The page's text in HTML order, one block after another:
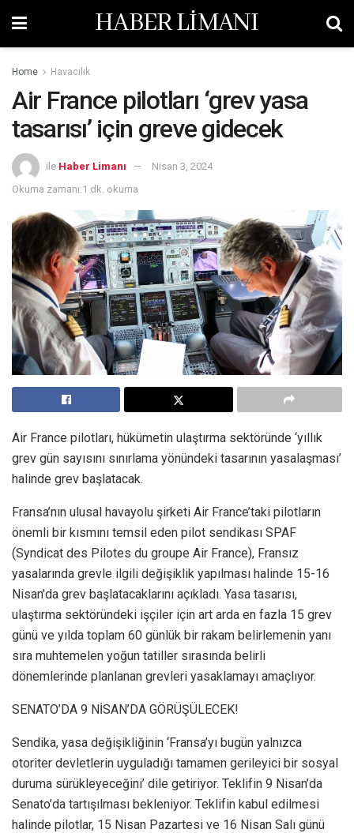
HABER LİMANI
Home Havacılık
Air France pilotları ‘grev yasa
tasarısı’ için greve gidecek
ile Haber Limanı
Nisan 3, 2024
Okuma zamanı:1 dk. okuma
Air France pilotları, hükümetin ulaştırma sektöründe ‘yıllık
grev gün sayısını sınırlama yönündeki tasarının yasalaşması’
halinde grev başlatacak.
Fransa’nın ulusal havayolu şirketi Air France’taki pilotların
önemli bir kısmını temsil eden pilot sendikası SPAF
(Syndicat des Pilotes du groupe Air France), Fransız
yasalarında grevle ilgili değişiklik yapılması halinde 15-16
Nisan’da grev başlatacaklarını açıkladı. Yasa tasarısı,
ulaştırma sektöründeki işçiler için art arda en fazla 15 grev
günü ve yılda toplam 60 günlük bir rakam belirlemenin yanı
sıra muhtemelen yoğun tatiller sırasında belirli
dönemlerinde planlanan grevleri yasaklamayı amaçlıyor.
SENATO’DA 9 NİSAN’DA GÖRÜŞÜLECEK!
Sendika, yasa değişikliğinin ‘Fransa’yı bugün yalnızca
otoriter devletlerin uyguladığı tamamen gerileyici bir sosyal
duruma sürükleyeceğini’ dile getiriyor. Teklifin 9 Nisan’da
Senato’da tartışılması bekleniyor. Teklifin kabul edilmesi
halinde pilotlar, 15 Nisan Pazartesi ve 16 Nisan Salı günü